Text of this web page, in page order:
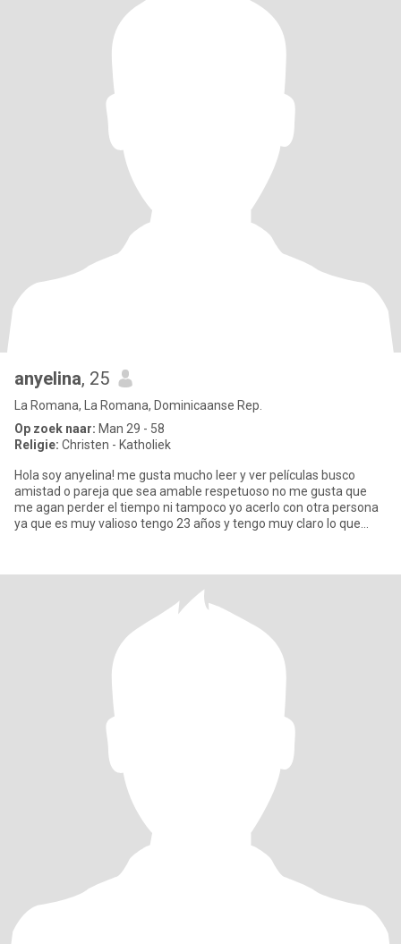
anyelina, 25
La Romana, La Romana, Dominicaanse Rep.
Op zoek naar: Man 29 - 58
Religie: Christen - Katholiek
Hola soy anyelina! me gusta mucho leer y ver películas busco
amistad o pareja que sea amable respetuoso no me gusta que
me agan perder el tiempo ni tampoco yo acerlo con otra persona
ya que es muy valioso tengo 23 años y tengo muy claro lo que